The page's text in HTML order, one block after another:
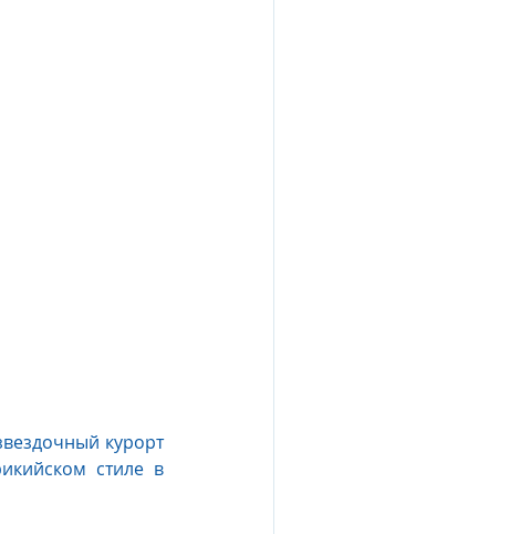
Расположенный на популярном западном побережье Маврикия четырех-звездочный курорт
стиле в